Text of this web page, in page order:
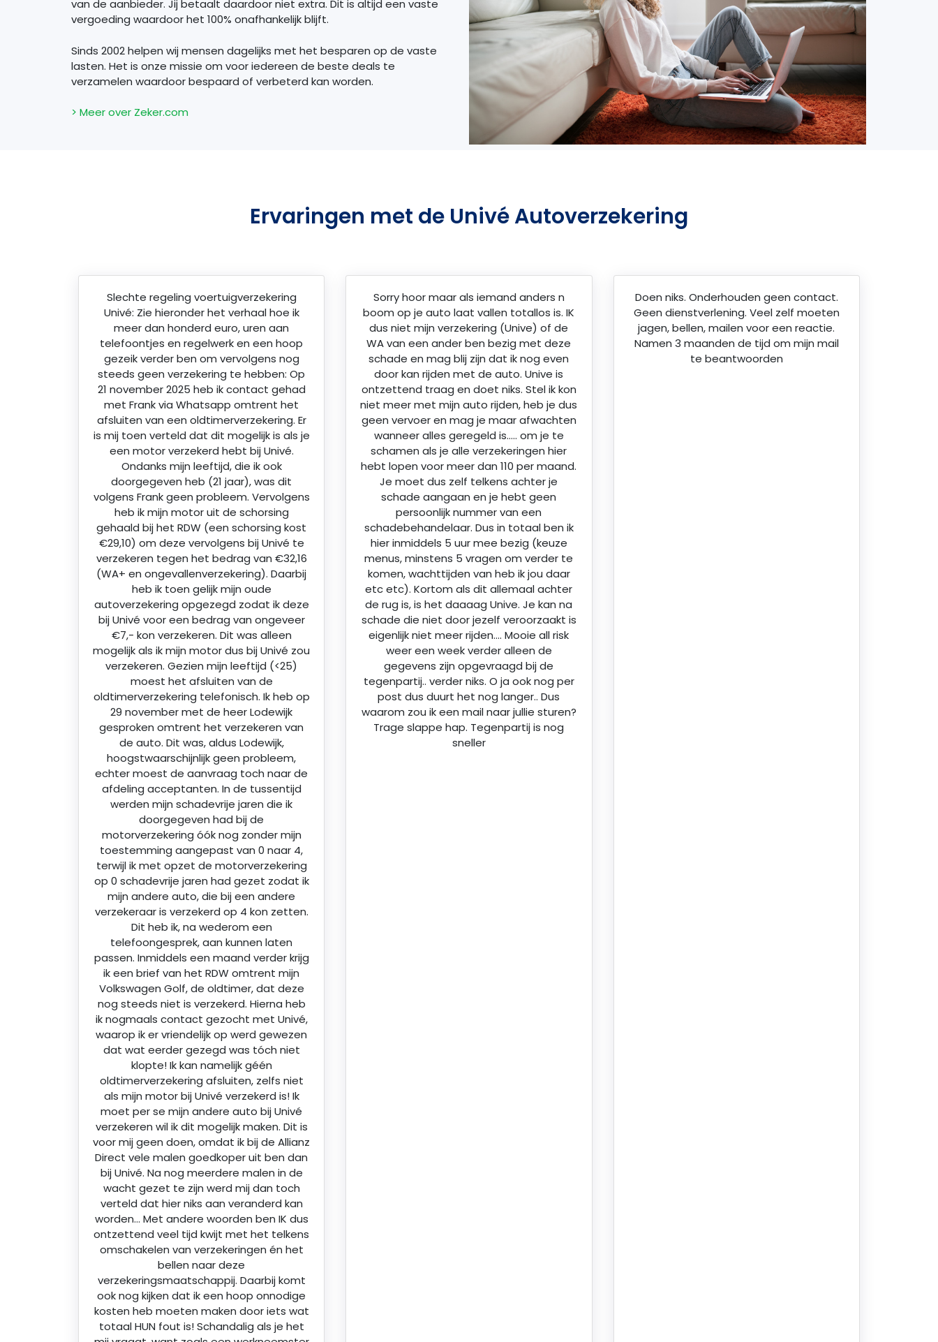
van de aanbieder. Jij betaalt daardoor niet extra. Dit is altijd een vaste
vergoeding waardoor het 100% onafhankelijk blijft.
Sinds 2002 helpen wij mensen dagelijks met het besparen op de vaste
lasten. Het is onze missie om voor iedereen de beste deals te
verzamelen waardoor bespaard of verbeterd kan worden.
> Meer over Zeker.com
Ervaringen met de Univé Autoverzekering
Slechte regeling voertuigverzekering
Univé: Zie hieronder het verhaal hoe ik
meer dan honderd euro, uren aan
telefoontjes en regelwerk en een hoop
gezeik verder ben om vervolgens nog
steeds geen verzekering te hebben: Op
21 november 2025 heb ik contact gehad
met Frank via Whatsapp omtrent het
afsluiten van een oldtimerverzekering. Er
is mij toen verteld dat dit mogelijk is als je
een motor verzekerd hebt bij Univé.
Ondanks mijn leeftijd, die ik ook
doorgegeven heb (21 jaar), was dit
volgens Frank geen probleem. Vervolgens
heb ik mijn motor uit de schorsing
gehaald bij het RDW (een schorsing kost
€29,10) om deze vervolgens bij Univé te
verzekeren tegen het bedrag van €32,16
(WA+ en ongevallenverzekering). Daarbij
heb ik toen gelijk mijn oude
autoverzekering opgezegd zodat ik deze
bij Univé voor een bedrag van ongeveer
€7,- kon verzekeren. Dit was alleen
mogelijk als ik mijn motor dus bij Univé zou
verzekeren. Gezien mijn leeftijd (<25)
moest het afsluiten van de
oldtimerverzekering telefonisch. Ik heb op
29 november met de heer Lodewijk
gesproken omtrent het verzekeren van
de auto. Dit was, aldus Lodewijk,
hoogstwaarschijnlijk geen probleem,
echter moest de aanvraag toch naar de
afdeling acceptanten. In de tussentijd
werden mijn schadevrije jaren die ik
doorgegeven had bij de
motorverzekering óók nog zonder mijn
toestemming aangepast van 0 naar 4,
terwijl ik met opzet de motorverzekering
op 0 schadevrije jaren had gezet zodat ik
mijn andere auto, die bij een andere
verzekeraar is verzekerd op 4 kon zetten.
Dit heb ik, na wederom een
telefoongesprek, aan kunnen laten
passen. Inmiddels een maand verder krijg
ik een brief van het RDW omtrent mijn
Volkswagen Golf, de oldtimer, dat deze
nog steeds niet is verzekerd. Hierna heb
ik nogmaals contact gezocht met Univé,
waarop ik er vriendelijk op werd gewezen
dat wat eerder gezegd was tóch niet
klopte! Ik kan namelijk géén
oldtimerverzekering afsluiten, zelfs niet
als mijn motor bij Univé verzekerd is! Ik
moet per se mijn andere auto bij Univé
verzekeren wil ik dit mogelijk maken. Dit is
voor mij geen doen, omdat ik bij de Allianz
Direct vele malen goedkoper uit ben dan
bij Univé. Na nog meerdere malen in de
wacht gezet te zijn werd mij dan toch
verteld dat hier niks aan veranderd kan
worden… Met andere woorden ben IK dus
ontzettend veel tijd kwijt met het telkens
omschakelen van verzekeringen én het
bellen naar deze
verzekeringsmaatschappij. Daarbij komt
ook nog kijken dat ik een hoop onnodige
kosten heb moeten maken door iets wat
totaal HUN fout is! Schandalig als je het
Sorry hoor maar als iemand anders n
boom op je auto laat vallen totallos is. IK
dus niet mijn verzekering (Unive) of de
WA van een ander ben bezig met deze
schade en mag blij zijn dat ik nog even
door kan rijden met de auto. Unive is
ontzettend traag en doet niks. Stel ik kon
niet meer met mijn auto rijden, heb je dus
geen vervoer en mag je maar afwachten
wanneer alles geregeld is….. om je te
schamen als je alle verzekeringen hier
hebt lopen voor meer dan 110 per maand.
Je moet dus zelf telkens achter je
schade aangaan en je hebt geen
persoonlijk nummer van een
schadebehandelaar. Dus in totaal ben ik
hier inmiddels 5 uur mee bezig (keuze
menus, minstens 5 vragen om verder te
komen, wachttijden van heb ik jou daar
etc etc). Kortom als dit allemaal achter
de rug is, is het daaaag Unive. Je kan na
schade die niet door jezelf veroorzaakt is
eigenlijk niet meer rijden…. Mooie all risk
weer een week verder alleen de
gegevens zijn opgevraagd bij de
tegenpartij.. verder niks. O ja ook nog per
post dus duurt het nog langer.. Dus
waarom zou ik een mail naar jullie sturen?
Trage slappe hap. Tegenpartij is nog
sneller
Doen niks. Onderhouden geen contact.
Geen dienstverlening. Veel zelf moeten
jagen, bellen, mailen voor een reactie.
Namen 3 maanden de tijd om mijn mail
te beantwoorden